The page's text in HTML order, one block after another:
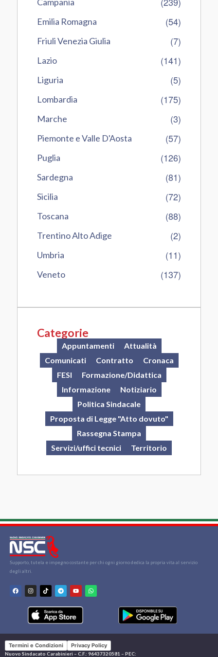
Emilia Romagna (54)
Friuli Venezia Giulia (7)
Lazio (141)
Liguria (5)
Lombardia (175)
Marche (3)
Piemonte e Valle D'Aosta (57)
Puglia (126)
Sardegna (81)
Sicilia (72)
Toscana (88)
Trentino Alto Adige (2)
Umbria (11)
Veneto (137)
Categorie
Appuntamenti
Attualità
Comunicati
Contratto
Cronaca
FESI
Formazione/Didattica
Informazione
Notiziario
Politica Sindacale
Proposta di Legge "Atto dovuto"
Rassegna Stampa
Servizi/uffici tecnici
Territorio
Supporto, tutela e impegno costante per chi ogni giorno dedica la propria vita al servizio
degli altri.
Termini e Condizioni Privacy Policy
Nuovo Sindacato Carabinieri – C.F.: 96437320581 – PEC: